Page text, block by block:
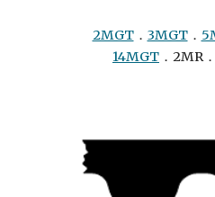
2MGT． 3MGT．
14MGT ．2MR